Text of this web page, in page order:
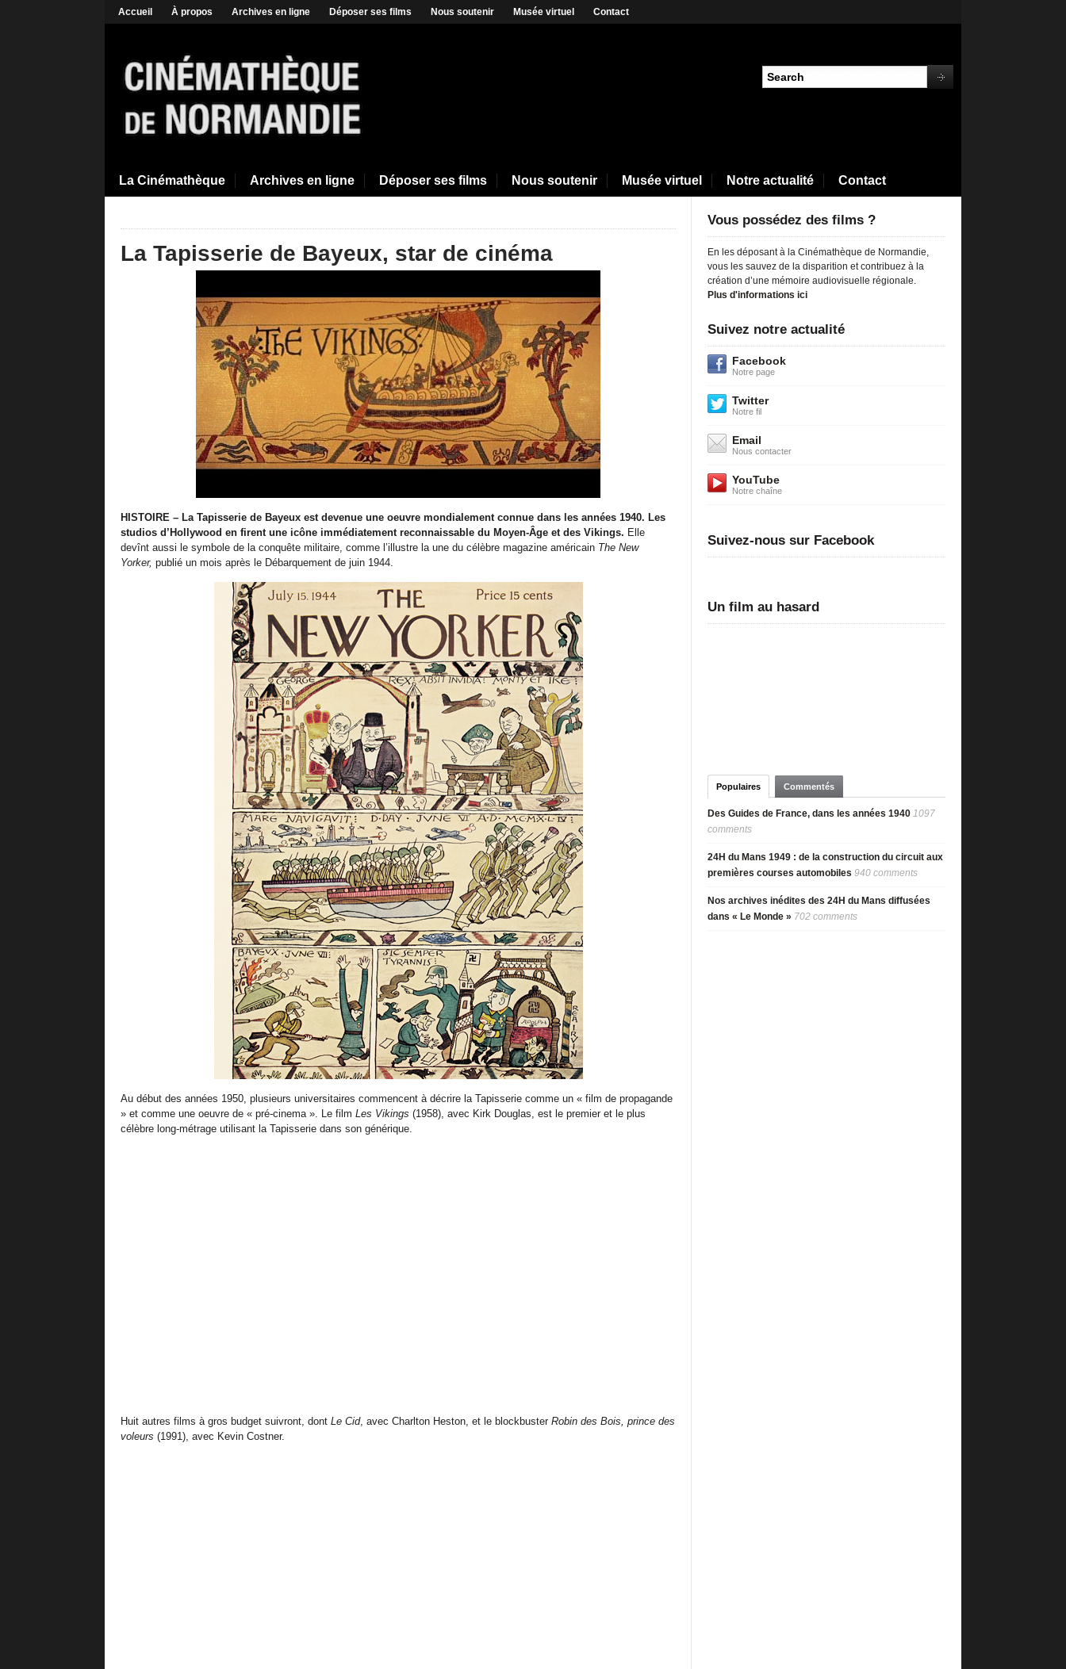
Accueil À propos Archives en ligne Déposer ses films Nous soutenir Musée virtuel Contact
La Cinémathèque Archives en ligne Déposer ses films Nous soutenir Musée virtuel Notre actualité Contact
La Tapisserie de Bayeux, star de cinéma
HISTOIRE – La Tapisserie de Bayeux est devenue une oeuvre mondialement connue dans les années 1940. Les
studios d’Hollywood en firent une icône immédiatement reconnaissable du Moyen-Âge et des Vikings. Elle
devînt aussi le symbole de la conquête militaire, comme l’illustre la une du célèbre magazine américain The New
Yorker, publié un mois après le Débarquement de juin 1944.
Au début des années 1950, plusieurs universitaires commencent à décrire la Tapisserie comme un « film de propagande
» et comme une oeuvre de « pré-cinema ». Le film Les Vikings (1958), avec Kirk Douglas, est le premier et le plus
célèbre long-métrage utilisant la Tapisserie dans son générique.
Huit autres films à gros budget suivront, dont Le Cid, avec Charlton Heston, et le blockbuster Robin des Bois, prince des
voleurs (1991), avec Kevin Costner.
Vous possédez des films ?
En les déposant à la Cinémathèque de Normandie,
vous les sauvez de la disparition et contribuez à la
création d’une mémoire audiovisuelle régionale.
Plus d'informations ici
Suivez notre actualité
Facebook
Notre page
Twitter
Notre fil
Email
Nous contacter
YouTube
Notre chaîne
Suivez-nous sur Facebook
Un film au hasard
Populaires Commentés
Des Guides de France, dans les années 1940 1097
comments
24H du Mans 1949 : de la construction du circuit aux
premières courses automobiles 940 comments
Nos archives inédites des 24H du Mans diffusées
dans « Le Monde » 702 comments